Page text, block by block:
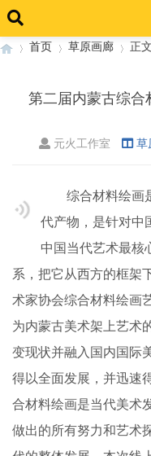
首页 草原画廊 正文
第二届内蒙古综
元火工作室 草
综合材料绘画
代产物，是针对中
中国当代艺术最核
系，把它从西方的框架
术家协会综合材料绘画
为内蒙古美术架上艺术
变现状并融入国内国际
得以全面发展，并迅速
合材料绘画是当代美术
做出的所有努力和艺术